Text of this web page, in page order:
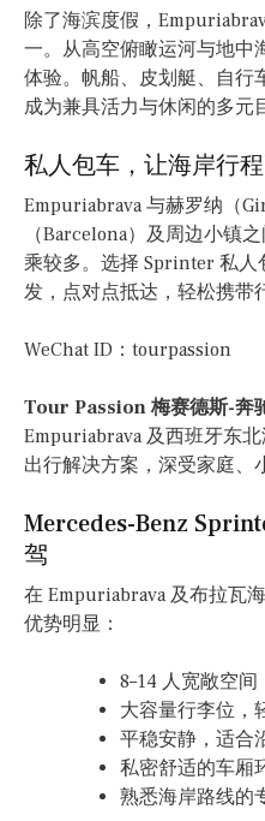
除了海滨度假，
一。从高空俯瞰运河与地中
体验。帆船、皮划艇、自行
成为兼具活力与休闲的多元
私人包车，让海岸行
Empuriabrava 与赫罗纳（
（Barcelona）及周边小镇
乘较多。选择 Sprinter 私人
发，点对点抵达，轻松携带
WeChat ID：tourpassion
Tour Passion 梅赛德斯-奔
Empuriabrava 及西班牙东
出行解决方案，深受家庭、
Mercedes-Benz
驾
在 Empuriabrava 及布拉瓦
优势明显：
8–14 人宽敞空
大容量行李位，
平稳安静，适合
私密舒适的车厢
熟悉海岸路线的